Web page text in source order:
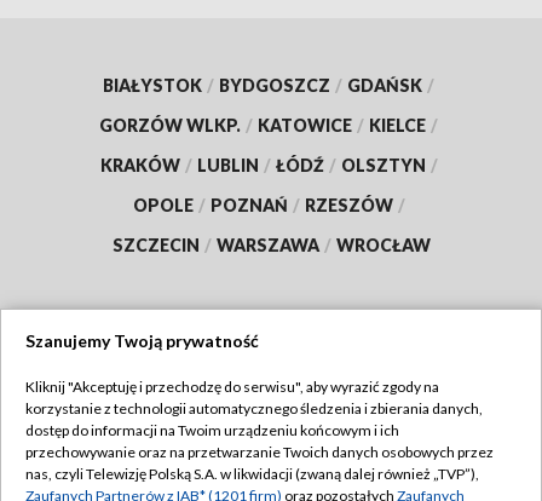
BIAŁYSTOK / BYDGOSZCZ / GDAŃSK /
GORZÓW WLKP. / KATOWICE / KIELCE /
KRAKÓW / LUBLIN / ŁÓDŹ / OLSZTYN /
OPOLE / POZNAŃ / RZESZÓW /
SZCZECIN / WARSZAWA / WROCŁAW
TVP
Abonament TVP
Emisja w TVP
Regulamin TVP
Szanujemy Twoją prywatność
Kliknij "Akceptuję i przechodzę do serwisu", aby wyrazić zgody na
korzystanie z technologii automatycznego śledzenia i zbierania danych,
dostęp do informacji na Twoim urządzeniu końcowym i ich
przechowywanie oraz na przetwarzanie Twoich danych osobowych przez
nas, czyli Telewizję Polską S.A. w likwidacji (zwaną dalej również „TVP”),
Zaufanych Partnerów z IAB* (1201 firm) oraz pozostałych Zaufanych